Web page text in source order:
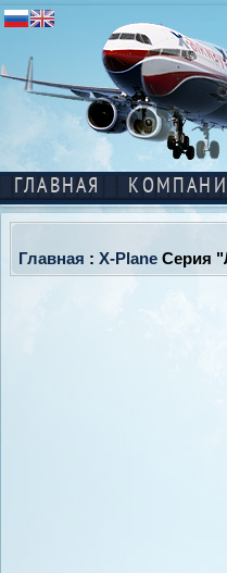
ГЛАВНАЯ
Главная : X-Plane Серия